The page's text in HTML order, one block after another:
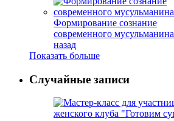
Формирование сознание
современного мусульманина
назад
Показать больше
Случайные записи